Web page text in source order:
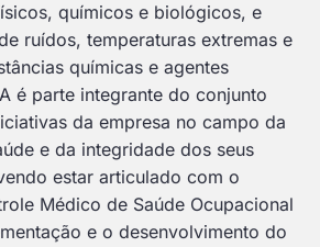
químicos e biológicos, e
ruídos, temperaturas extremas e
químicas e agentes
é parte integrante do conjunto
da empresa no campo da
e da integridade dos seus
estar articulado com o
Médico de Saúde Ocupacional
e o desenvolvimento do